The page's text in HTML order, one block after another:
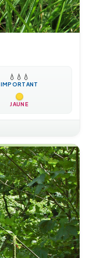
💧 💧 💧
IMPORTANT
JAUNE